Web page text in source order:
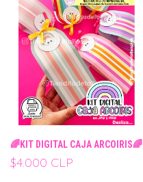
🌈KIT DIGITAL CAJA ARCOIRIS🌈
$4.000 CLP